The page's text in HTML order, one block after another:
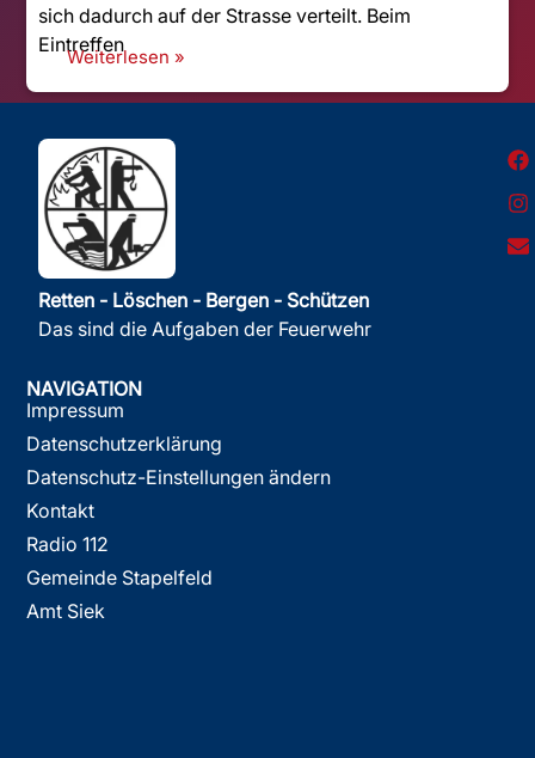
sich dadurch auf der Strasse verteilt. Beim
Eintreffen
Weiterlesen »
Retten - Löschen - Bergen - Schützen
Das sind die Aufgaben der Feuerwehr
NAVIGATION
Impressum
Datenschutzerklärung
Datenschutz-Einstellungen ändern
Kontakt
Radio 112
Gemeinde Stapelfeld
Amt Siek